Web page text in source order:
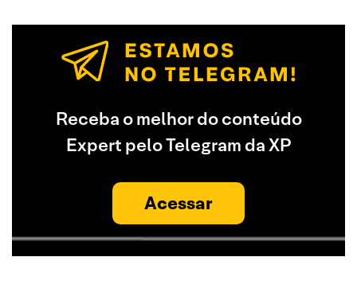
Receba o melhor do conteúdo
Expert pelo Telegram da XP
Acessar